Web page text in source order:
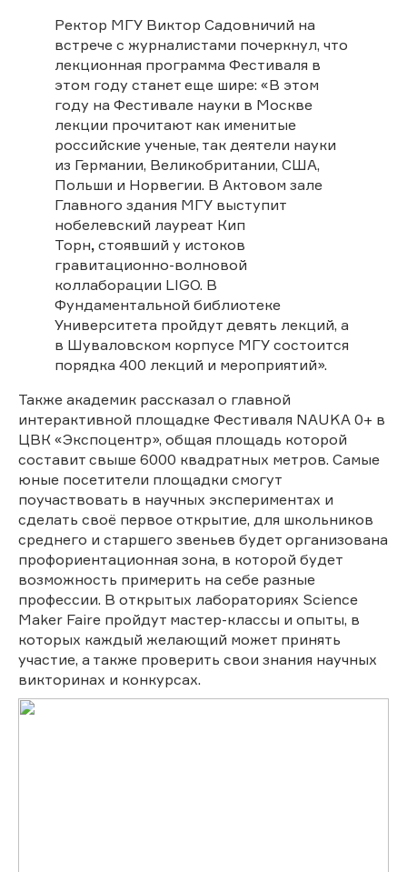
Ректор МГУ Виктор Садовничий на
встрече с журналистами почеркнул, что
лекционная программа Фестиваля в
этом году станет еще шире: «В этом
году на Фестивале науки в Москве
лекции прочитают как именитые
российские ученые, так деятели науки
из Германии, Великобритании, США,
Польши и Норвегии. В Актовом зале
Главного здания МГУ выступит
нобелевский лауреат Кип
Торн, стоявший у истоков
гравитационно-волновой
коллаборации LIGO. В
Фундаментальной библиотеке
Университета пройдут девять лекций, а
в Шуваловском корпусе МГУ состоится
порядка 400 лекций и мероприятий».
Также академик рассказал о главной
интерактивной площадке Фестиваля NAUKA 0+ в
ЦВК «Экспоцентр», общая площадь которой
составит свыше 6000 квадратных метров. Самые
юные посетители площадки смогут
поучаствовать в научных экспериментах и
сделать своё первое открытие, для школьников
среднего и старшего звеньев будет организована
профориентационная зона, в которой будет
возможность примерить на себе разные
профессии. В открытых лабораториях Science
Maker Faire пройдут мастер-классы и опыты, в
которых каждый желающий может принять
участие, а также проверить свои знания научных
викторинах и конкурсах.